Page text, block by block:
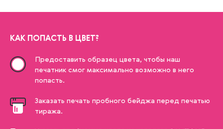
КАК ПОПАСТЬ В ЦВЕТ?
Предоставить образец цвета, чтобы наш
печатник смог максимально возможно в него
попасть.
Заказать печать пробного бейджа перед печатью
тиража.